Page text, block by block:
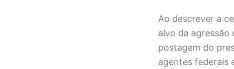
Ao descrever a
alvo da agressão
postagem do
agentes federais